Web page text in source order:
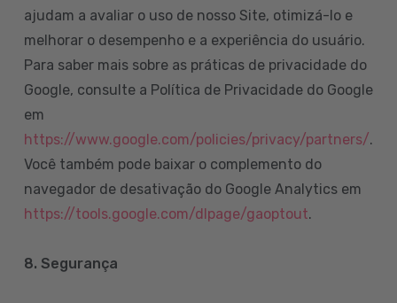
ajudam a avaliar o uso de nosso Site, otimizá-lo e
melhorar o desempenho e a experiência do usuário.
Para saber mais sobre as práticas de privacidade do
Google, consulte a Política de Privacidade do Google
em
https://www.google.com/policies/privacy/partners/.
Você também pode baixar o complemento do
navegador de desativação do Google Analytics em
https://tools.google.com/dlpage/gaoptout.
8. Segurança